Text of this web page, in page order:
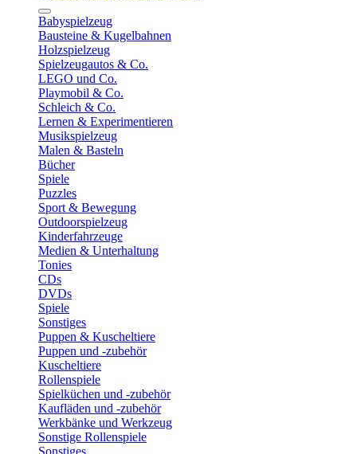
Babyspielzeug
Bausteine & Kugelbahnen
Holzspielzeug
Spielzeugautos & Co.
LEGO und Co.
Playmobil & Co.
Schleich & Co.
Lernen & Experimentieren
Musikspielzeug
Malen & Basteln
Bücher
Spiele
Puzzles
Sport & Bewegung
Outdoorspielzeug
Kinderfahrzeuge
Medien & Unterhaltung
Tonies
CDs
DVDs
Spiele
Sonstiges
Puppen & Kuscheltiere
Puppen und -zubehör
Kuscheltiere
Rollenspiele
Spielküchen und -zubehör
Kaufläden und -zubehör
Werkbänke und Werkzeug
Sonstige Rollenspiele
Sonstiges